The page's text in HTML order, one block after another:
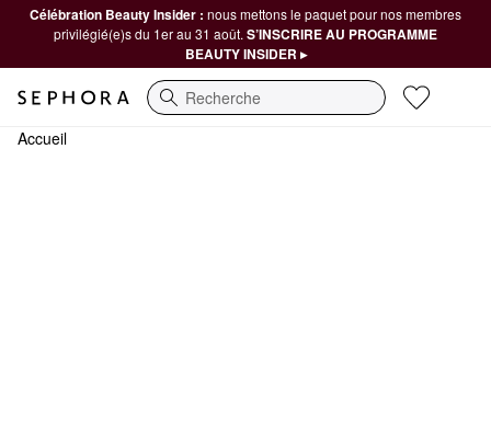
Célébration Beauty Insider : nous mettons le paquet pour nos membres
privilégié(e)s du 1er au 31 août. S’INSCRIRE AU PROGRAMME
BEAUTY INSIDER ▸
Recherche
Accueil